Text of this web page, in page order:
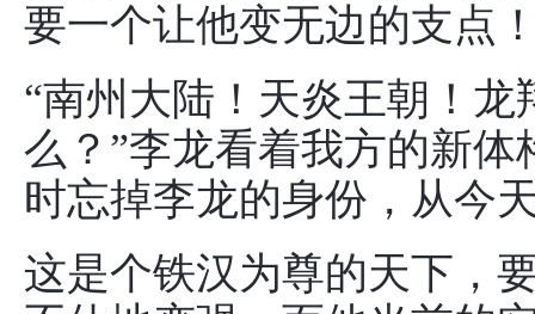
要一个让他变无边的支点
“南州大陆！天炎王朝！
么？”李龙看着我方的新
时忘掉李龙的身份，从今
这是个铁汉为尊的天下，